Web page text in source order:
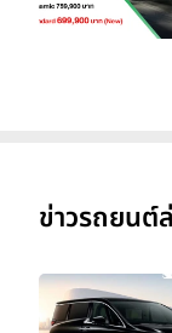
ข่าวรถยนต์